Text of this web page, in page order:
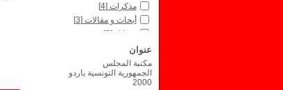
مذكرات [4]
أبحاث و مقالات [3]
رسائل[3]
أدب عالمي
Type de document
نص مكتوب[3]
عنوان
مكتبة المجلس
الجمهورية التونسية باردو
2000